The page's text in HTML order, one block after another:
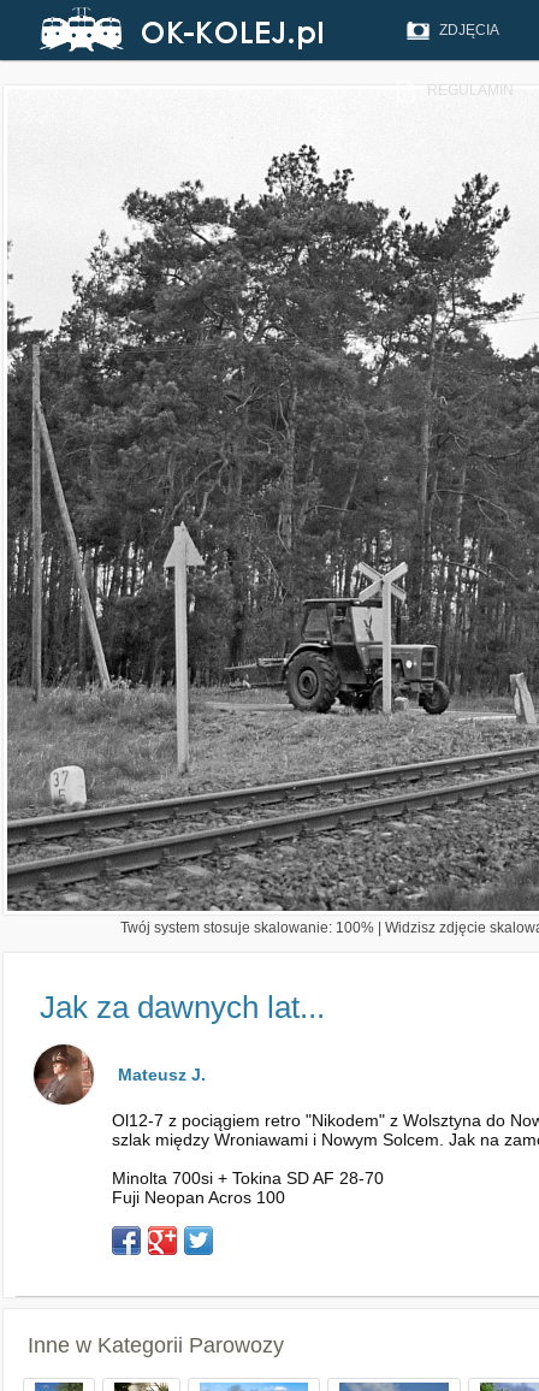
ZDJĘCIA
REGULAMIN
Twój system stosuje skalowanie: 100% | Widzisz zdjęcie
Jak za dawnych lat...
Mateusz J.
Ol12-7 z pociągiem retro "Nikodem" z Wolsztyna do
szlak między Wroniawami i Nowym Solcem. Jak na
Minolta 700si + Tokina SD AF 28-70
Fuji Neopan Acros 100
Inne w Kategorii Parowozy